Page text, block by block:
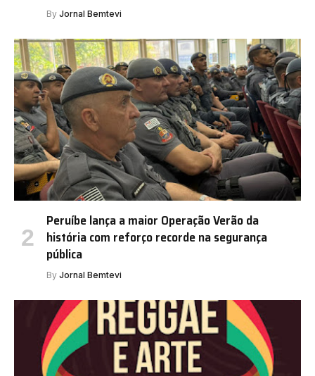
By Jornal Bemtevi
Peruíbe lança a maior Operação Verão da
história com reforço recorde na segurança
pública
By Jornal Bemtevi